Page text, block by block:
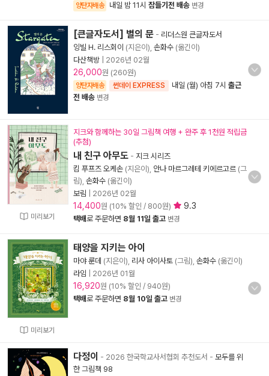
양탄자배송 내일 밤 11시 잠들기전 배송 변경
[큰글자도서] 별의 문 - 리더스원 큰글자도서
잉빌 H. 리스회이 (지은이), 손화수 (옮긴이)
다산책방
2026년 02월
26,000원 (260원)
양탄자배송 썬데이 EXPRESS 내일 (월) 아침 7시 출근
전 배송 변경
미리보기
지크와 함께하는 30일 그림책 여행 + 완주 후 1천원 적립금
(추첨)
내 친구 아무도 - 지크 시리즈
킴 푸프즈 오케손 (지은이), 안나 마르그레테 키에르고르 (그
림), 손화수 (옮긴이)
보림
2026년 02월
14,400원 (10% 할인 / 800원) 9.3
택배로 주문하면 8월 11일 출고 변경
미리보기
태양을 지키는 아이
마야 룬데 (지은이), 리사 아이사토 (그림), 손화수 (옮긴이)
라임
2026년 01월
16,920원 (10% 할인 / 940원)
택배로 주문하면 8월 10일 출고 변경
다정이 - 2026 한국학교사서협회 추천도서 - 모두를 위
한 그림책 98